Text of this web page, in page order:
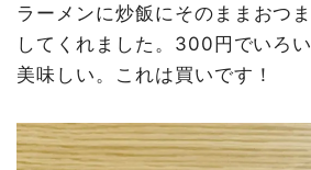
ラーメンに炒飯にそのままおつ
してくれました。300円でいろ
美味しい。これは買いです！